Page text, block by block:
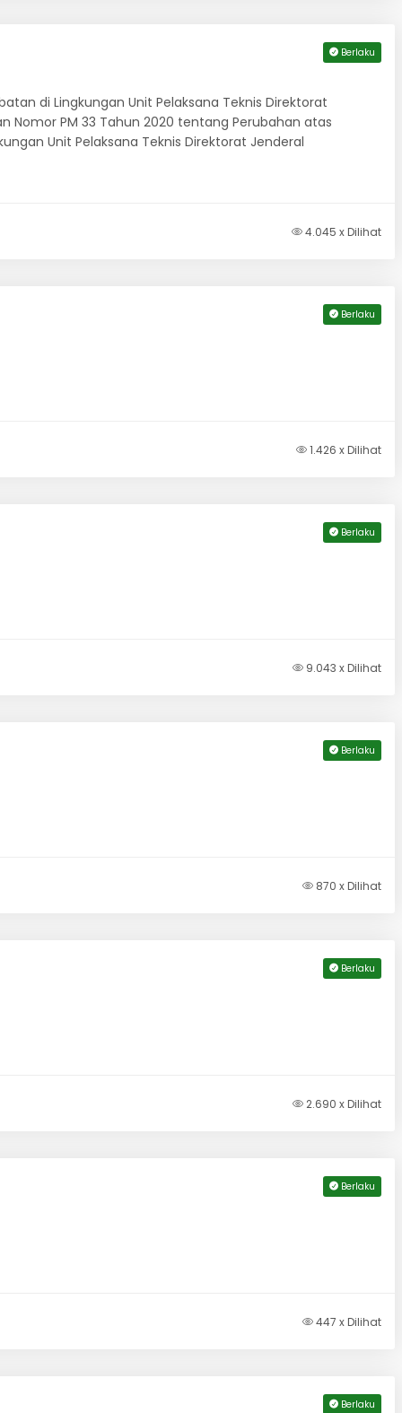
Berlaku
di Lingkungan Unit Pelaksana Teknis Direktorat
Nomor PM 33 Tahun 2020 tentang Perubahan atas
Unit Pelaksana Teknis Direktorat Jenderal
4.045 x Dilihat
Berlaku
1.426 x Dilihat
Berlaku
9.043 x Dilihat
Berlaku
870 x Dilihat
Berlaku
2.690 x Dilihat
Berlaku
447 x Dilihat
Berlaku